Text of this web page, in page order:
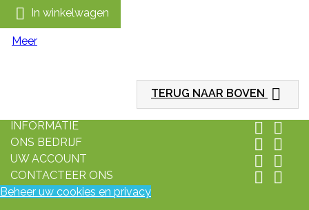
 In winkelwagen
Meer
TERUG NAAR BOVEN 
INFORMATIE  
ONS BEDRIJF  
UW ACCOUNT  
CONTACTEER ONS  
Beheer uw cookies en privacy